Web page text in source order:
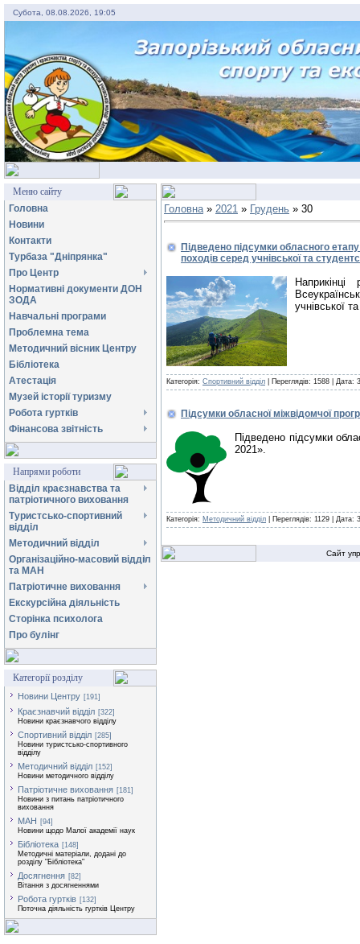
Субота, 08.08.2026, 19:05
Меню сайту
Головна
Новини
Контакти
Турбаза "Дніпрянка"
Про Центр
Нормативні документи ДОН
ЗОДА
Навчальні програми
Проблемна тема
Методичний вісник Центру
Бібліотека
Атестація
Музей історії туризму
Робота гуртків
Фінансова звітність
Напрями роботи
Відділ краєзнавства та
патріотичного виховання
Туристсько-спортивний
відділ
Методичний відділ
Організаційно-масовий відділ
та МАН
Патріотичне виховання
Екскурсійна діяльність
Сторінка психолога
Про булінг
Категорії розділу
Новини Центру [191]
Краєзнавчий відділ [322]
Новини краєзнавчого відділу
Спортивний відділ [285]
Новини туристсько-спортивного
відділу
Методичний відділ [152]
Новини методичного відділу
Патріотичне виховання [181]
Новини з питань патріотичного
виховання
МАН [94]
Новини щодо Малої академії наук
Бібліотека [148]
Методичні матеріали, додані до
розділу "Бібліотека"
Досягнення [82]
Вітання з досягненнями
Робота гуртків [132]
Поточна діяльність гуртків Центру
Головна» 2021 » Грудень » 30
Підведено підсумки обласного
походів серед учнівської та
учнівської
Категорія: Спортивний відділ | Переглядів: 1588 | Дата:
Підсумки обласної міжвідомчої
Підведено підсумки
2021».
Категорія: Методичний відділ | Переглядів: 1129 | Дата:
Сайт